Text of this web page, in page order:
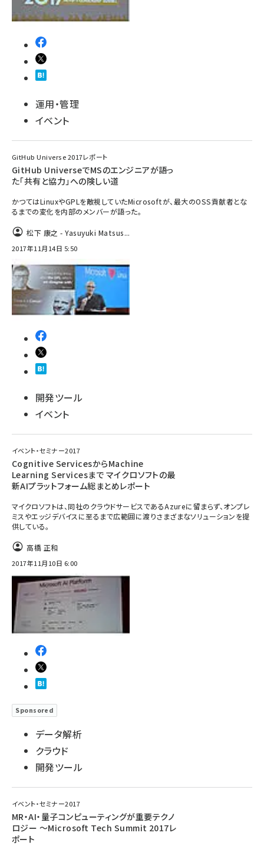
運用・管理
イベント
GitHub Universe 2017レポート
GitHub UniverseでMSのエンジニアが語っ
た「共有と協力」への険しい道
かつてはLinuxやGPLを敵視していたMicrosoftが、最大のOSS貢献者とな
るまでの変化を内部のメンバーが語った。
松下 康之 - Yasuyuki Matsus...
2017年11月14日 5:50
開発ツール
イベント
イベント・セミナー2017
Cognitive ServicesからMachine
Learning Servicesまで マイクロソフトの最
新AIプラットフォーム総まとめレポート
マイクロソフトは、同社のクラウドサービスであるAzureに留まらず、オンプレ
ミスやエッジデバイスに至るまで広範囲に渡りさまざまなソリューションを提
供している。
高橋 正和
2017年11月10日 6:00
Sponsored
データ解析
クラウド
開発ツール
イベント・セミナー2017
MR・AI・量子コンピューティングが重要テクノ
ロジー 〜Microsoft Tech Summit 2017レ
ポート